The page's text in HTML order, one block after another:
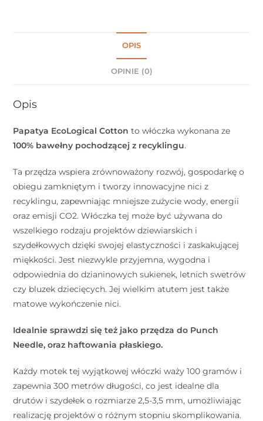
OPIS
OPINIE (0)
Opis
Papatya EcoLogical Cotton to włóczka wykonana ze
100% bawełny pochodzącej z recyklingu.
Ta przędza wspiera zrównoważony rozwój, gospodarkę o
obiegu zamkniętym i tworzy innowacyjne nici z
recyklingu, zapewniając mniejsze zużycie wody, energii
oraz emisji CO2. Włóczka tej może być używana do
wszelkiego rodzaju projektów dziewiarskich i
szydełkowych dzięki swojej elastyczności i zaskakującej
miękkości. Jest niezwykle przyjemna, wygodna i
odpowiednia do dzianinowych sukienek, letnich swetrów
czy bluzek dziecięcych. Jej wielkim atutem jest także
matowe wykończenie nici.
Idealnie sprawdzi się też jako przędza do Punch
Needle, oraz haftowania płaskiego.
Każdy motek tej wyjątkowej włóczki waży 100 gramów i
zapewnia 300 metrów długości, co jest idealne dla
drutów i szydełek o rozmiarze 2,5-3,5 mm, umożliwiając
realizację projektów o różnym stopniu skomplikowania.